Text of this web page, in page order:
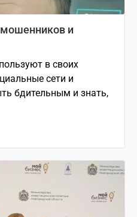
и
в своих
сети и
бдительным и знать,